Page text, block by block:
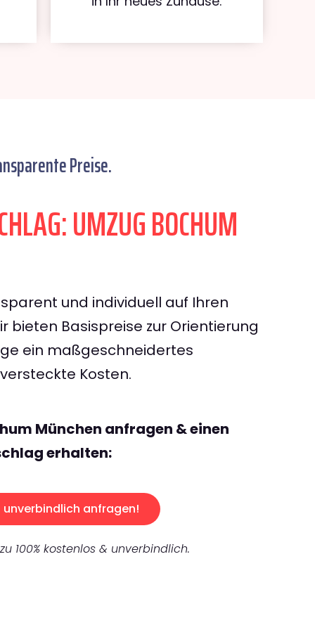
Preise.
UMZUG BOCHUM
und individuell auf Ihren
bieten Basispreise zur Orientierung
ein maßgeschneidertes
Kosten.
München anfragen & einen
erhalten:
unverbindlich anfragen!
100% kostenlos & unverbindlich.